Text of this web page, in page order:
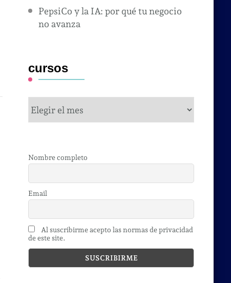
PepsiCo y la IA: por qué tu negocio
no avanza
cursos
cursos
Nombre completo
Email
Al suscribirme acepto las normas de privacidad
de este site.